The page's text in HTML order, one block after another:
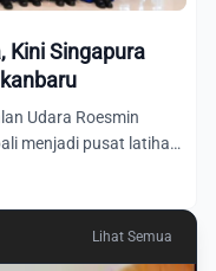
Kini Singapura
Udara Roesmin
menjadi pusat latihan
Lihat Semua